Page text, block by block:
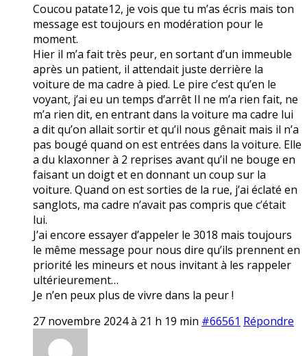
Coucou patate12, je vois que tu m’as écris mais ton
message est toujours en modération pour le
moment.
Hier il m’a fait très peur, en sortant d’un immeuble
après un patient, il attendait juste derrière la
voiture de ma cadre à pied. Le pire c’est qu’en le
voyant, j’ai eu un temps d’arrêt Il ne m’a rien fait, ne
m’a rien dit, en entrant dans la voiture ma cadre lui
a dit qu’on allait sortir et qu’il nous gênait mais il n’a
pas bougé quand on est entrées dans la voiture. Elle
a du klaxonner à 2 reprises avant qu’il ne bouge en
faisant un doigt et en donnant un coup sur la
voiture. Quand on est sorties de la rue, j’ai éclaté en
sanglots, ma cadre n’avait pas compris que c’était
lui.
J’ai encore essayer d’appeler le 3018 mais toujours
le même message pour nous dire qu’ils prennent en
priorité les mineurs et nous invitant à les rappeler
ultérieurement…
Je n’en peux plus de vivre dans la peur !
27 novembre 2024 à 21 h 19 min #66561 Répondre